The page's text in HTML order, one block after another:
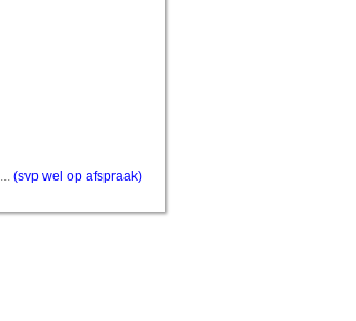
... (svp wel op afspraak)